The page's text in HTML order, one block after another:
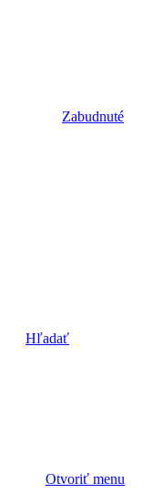
Zabudnuté
Hľadať
Otvoriť menu